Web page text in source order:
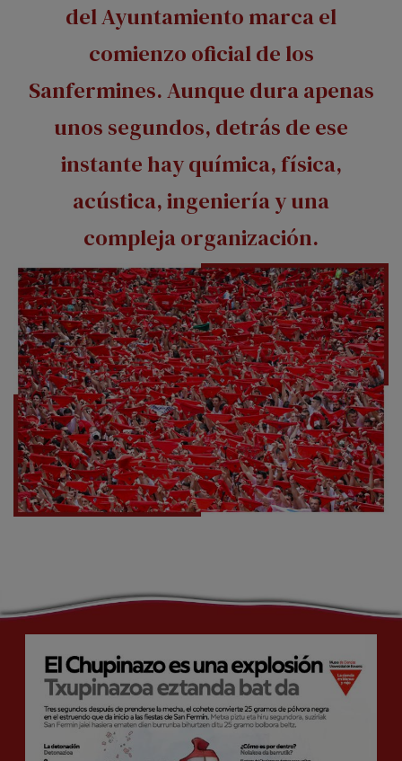
del Ayuntamiento marca el
comienzo oficial de los
Sanfermines. Aunque dura apenas
unos segundos, detrás de ese
instante hay química, física,
acústica, ingeniería y una
compleja organización.